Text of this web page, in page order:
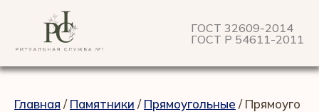
ГОСТ 32609-2014
ГОСТ Р 54611-2011
Главная /Памятники /Прямоугольные / Прямоуго